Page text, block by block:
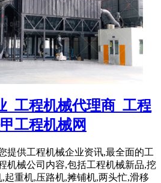
_工程机械代理商_工程
工程机械网
提供工程机械企业资讯,最全面的工
机械公司内容,包括工程机械新品,挖
起重机,压路机,摊铺机,两头忙,滑移